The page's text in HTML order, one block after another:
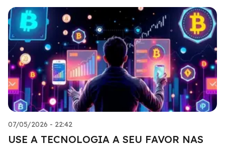
07/05/2026 - 22:42
USE A TECNOLOGIA A SEU FAVOR NAS